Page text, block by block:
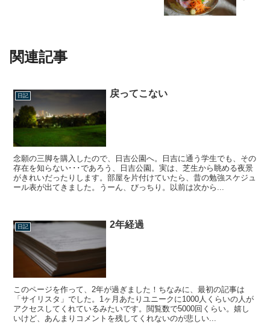
関連記事
日記 戻ってこない
念願の三脚を購入したので、日吉公園へ。日吉に通う学生でも、その
存在を知らない･･･であろう、日吉公園。実は、芝生から眺める夜景
がきれいだったりします。部屋を片付けていたら、昔の勉強スケジュ
ール表が出てきました。うーん、びっちり。以前は次から...
日記 2年経過
このページを作って、2年が過ぎました！ちなみに、最初の記事は
「サイリスタ」でした。1ヶ月あたりユニークに1000人くらいの人が
アクセスしてくれているみたいです。閲覧数で5000回くらい。嬉し
いけど、あんまりコメントを残してくれないのが悲しい...